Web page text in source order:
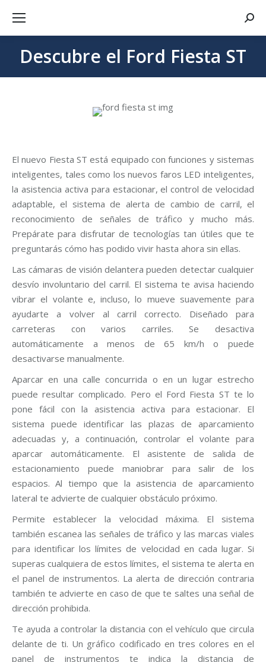
Descubre el Ford Fiesta ST
Estás aquí:
El nuevo Fiesta ST está equipado con funciones y sistemas
inteligentes, tales como los nuevos faros LED inteligentes,
la asistencia activa para estacionar, el control de velocidad
adaptable, el sistema de alerta de cambio de carril, el
reconocimiento de señales de tráfico y mucho más.
Prepárate para disfrutar de tecnologías tan útiles que te
preguntarás cómo has podido vivir hasta ahora sin ellas.
Las cámaras de visión delantera pueden detectar cualquier
desvío involuntario del carril. El sistema te avisa haciendo
vibrar el volante e, incluso, lo mueve suavemente para
ayudarte a volver al carril correcto. Diseñado para
carreteras con varios carriles. Se desactiva
automáticamente a menos de 65 km/h o puede
desactivarse manualmente.
Aparcar en una calle concurrida o en un lugar estrecho
puede resultar complicado. Pero el Ford Fiesta ST te lo
pone fácil con la asistencia activa para estacionar. El
sistema puede identificar las plazas de aparcamiento
adecuadas y, a continuación, controlar el volante para
aparcar automáticamente. El asistente de salida de
estacionamiento puede maniobrar para salir de los
espacios. Al tiempo que la asistencia de aparcamiento
lateral te advierte de cualquier obstáculo próximo.
Permite establecer la velocidad máxima. El sistema
también escanea las señales de tráfico y las marcas viales
para identificar los límites de velocidad en cada lugar. Si
superas cualquiera de estos límites, el sistema te alerta en
el panel de instrumentos. La alerta de dirección contraria
también te advierte en caso de que te saltes una señal de
dirección prohibida.
Te ayuda a controlar la distancia con el vehículo que circula
delante de ti. Un gráfico codificado en tres colores en el
panel de instrumentos te indica la distancia de